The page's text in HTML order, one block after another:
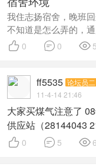
我住志扬宿舍，晚班
不知道是怎么弄的，
 0  0 
ff5535 论坛员二
11-4-14 21:46
大家买煤气注意了
供应站（28144043
 0  5 